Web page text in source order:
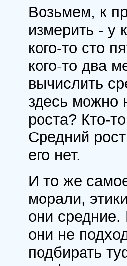
Возьмем, к
измерить - у
кого-то сто
кого-то два
вычислить
здесь можно
роста? Кто-
Средний
его нет.
И то же
морали,
они средние.
они не
подбирать